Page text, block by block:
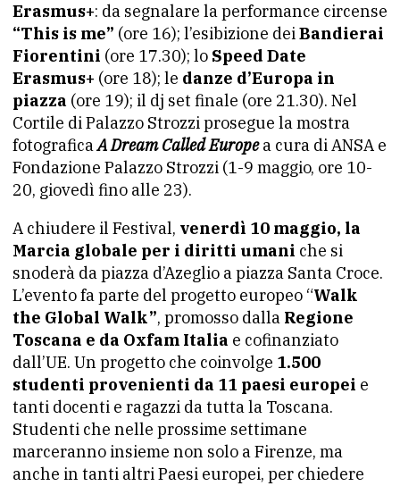
Erasmus+: da segnalare la performance circense
“This is me” (ore 16); l’esibizione deiBandierai
Fiorentini (ore 17.30); lo Speed Date
Erasmus+ (ore 18); le danze d’Europa in
piazza (ore 19); il dj set finale (ore 21.30). Nel
Cortile di Palazzo Strozzi prosegue la mostra
fotograficaA Dream Called Europea cura di ANSA e
Fondazione Palazzo Strozzi (1-9 maggio, ore 10-
20, giovedì fino alle 23).
A chiudere il Festival, venerdì 10 maggio, la
Marcia globale per i diritti umani che si
snoderà da piazza d’Azeglio a piazza Santa Croce.
L’evento fa parte del progetto europeo “Walk
the Global Walk”, promosso dalla Regione
Toscana e da Oxfam Italia e cofinanziato
dall’UE. Un progetto che coinvolge 1.500
studenti provenienti da 11 paesi europei e
tanti docenti e ragazzi da tutta la Toscana.
Studenti che nelle prossime settimane
marceranno insieme non solo a Firenze, ma
anche in tanti altri Paesi europei, per chiedere